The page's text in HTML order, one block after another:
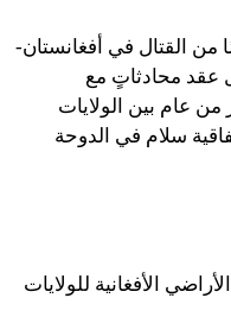
المتحدة -بعد 20 عامًا من القتال في أفغانستان-
عقد محادثاتٍ مع
عام بين الولايات
سلام في الدوحة
الأفغانية للولايات